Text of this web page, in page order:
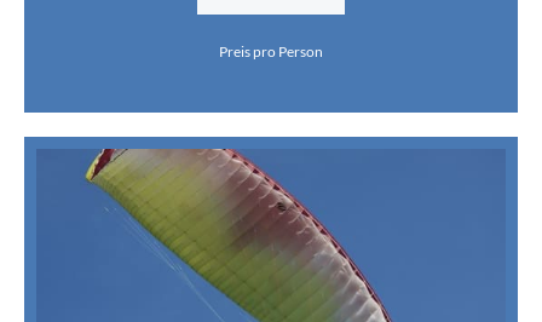
Preis pro Person